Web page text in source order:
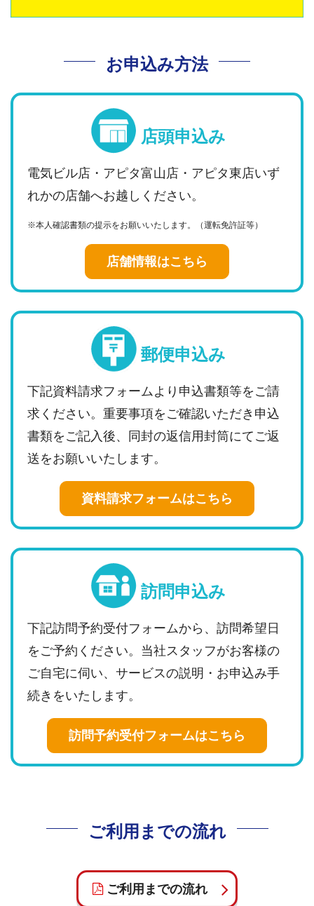
お申込み方法
店頭申込み
電気ビル店・アピタ富山店・アピタ東店いず
れかの店舗へお越しください。
※本人確認書類の提示をお願いいたします。（運転免許証等）
店舗情報はこちら
郵便申込み
下記資料請求フォームより申込書類等をご請
求ください。重要事項をご確認いただき申込
書類をご記入後、同封の返信用封筒にてご返
送をお願いいたします。
資料請求フォームはこちら
訪問申込み
下記訪問予約受付フォームから、訪問希望日
をご予約ください。当社スタッフがお客様の
ご自宅に伺い、サービスの説明・お申込み手
続きをいたします。
訪問予約受付フォームはこちら
ご利用までの流れ
ご利用までの流れ